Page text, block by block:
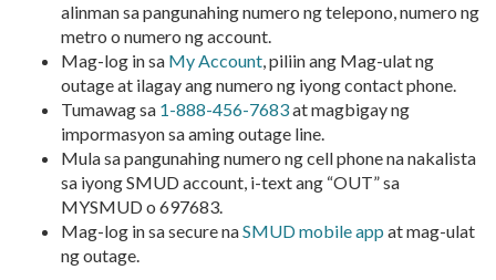
alinman sa pangunahing numero ng telepono, numero ng
metro o numero ng account.
Mag-log in sa My Account, piliin ang Mag-ulat ng
outage at ilagay ang numero ng iyong contact phone.
Tumawag sa 1-888-456-7683at magbigay ng
impormasyon sa aming outage line.
Mula sa pangunahing numero ng cell phone na nakalista
sa iyong SMUD account, i-text ang “OUT” sa
MYSMUD o 697683.
Mag-log in sa secure naSMUD mobile app at mag-ulat
ng outage.